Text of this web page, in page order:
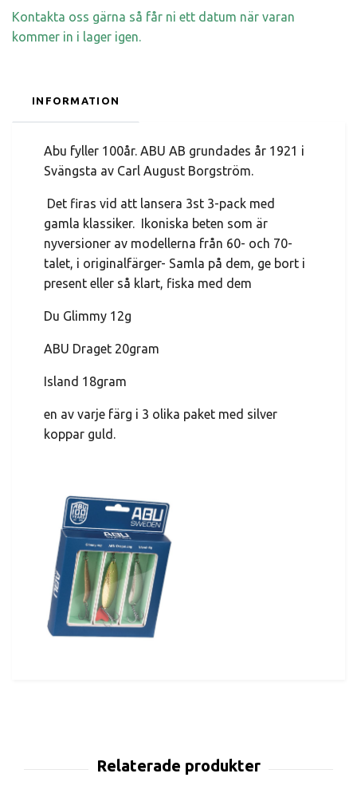
Kontakta oss gärna så får ni ett datum när varan
kommer in i lager igen.
INFORMATION
Abu fyller 100år. ABU AB grundades år 1921 i
Svängsta av Carl August Borgström.
Det firas vid att lansera 3st 3-pack med
gamla klassiker. Ikoniska beten som är
nyversioner av modellerna från 60- och 70-
talet, i originalfärger- Samla på dem, ge bort i
present eller så klart, fiska med dem
Du Glimmy 12g
ABU Draget 20gram
Island 18gram
en av varje färg i 3 olika paket med silver
koppar guld.